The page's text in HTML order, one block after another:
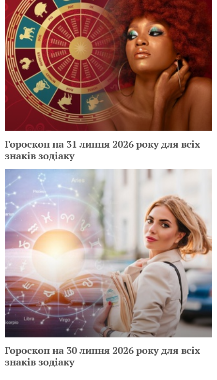
Гороскоп на 31 липня 2026 року для всіх
знаків зодіаку
Гороскоп на 30 липня 2026 року для всіх
знаків зодіаку